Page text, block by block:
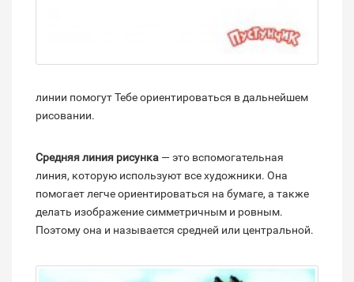
линии помогут Тебе ориентироваться в дальнейшем
рисовании.
Средняя линия рисунка — это вспомогательная
линия, которую используют все художники. Она
помогает легче ориентироваться на бумаге, а также
делать изображение симметричным и ровным.
Поэтому она и называется средней или центральной.